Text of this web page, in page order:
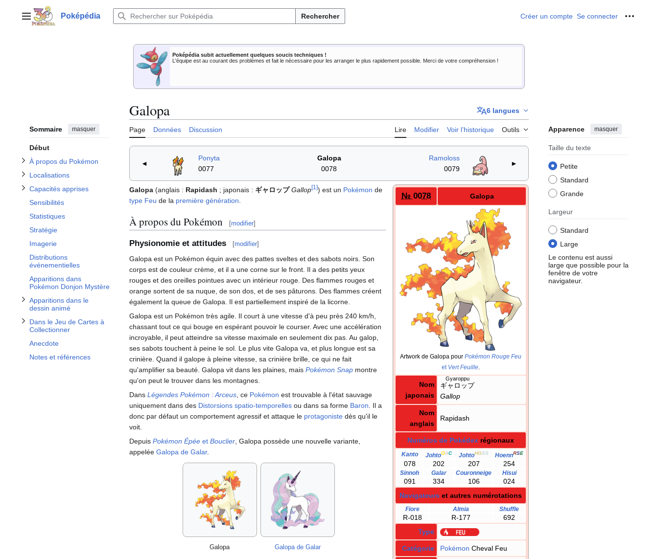
contenuMenu principalPoképédia Rechercher Créer un compte Se connecter Outils
Poképédia subit actuellement quelques soucis techniques !
L'équipe est au courant des problèmes et fait le nécessaire pour les arranger le plus rapidement possible. Merci de votre compréhension !
Sommaire masquer
Début
À propos du Pokémon
Afficher / masquer la sous-section À propos du Pokémon
Localisations
Afficher / masquer la sous-section Localisations
Capacités apprises
Afficher / masquer la sous-section Capacités apprises
Sensibilités
Statistiques
Stratégie
Imagerie
Distributions
événementielles
Apparitions dans
Pokémon Donjon Mystère
Apparitions dans le
dessin animé
Afficher / masquer la sous-section Apparitions dans le dessin animé
Dans le Jeu de Cartes à
Collectionner
Afficher / masquer la sous-section Dans le Jeu de Cartes à Collectionner
Anecdote
Notes et références
Galopa 6 langues
Page Données Discussion Lire Modifier Voir l’historique Outils Apparence masquer
Taille du texte
Petite
Standard
Grande
Largeur
Standard
Large
Le contenu est aussi
large que possible pour la
fenêtre de votre
navigateur.
◄
Ponyta
0077
Galopa
0078
Ramoloss
0079
►
№ 0078 Galopa
Artwork de Galopa pour Pokémon Rouge Feu
et Vert Feuille
Nom
japonais
ギャロップ
Gyaroppu
Gallop
Nom
anglais
Rapidash
Numéros de Pokédex régionaux
Kanto JohtoOAC JohtoHGSS HoennRSE
078 202 207 254
Sinnoh Galar Couronneige Hisui
091 334 106
024
Navigateurs et autres numérotations
Fiore Almia Shuffle
R-018 R-177
692
Type
Catégorie Pokémon Cheval Feu
Galopa (anglais : Rapidash ; japonais : ギャロップ Gallop[1 ]) est un Pokémon de
type Feu de la première génération
À propos du Pokémon [modifier]
Physionomie et attitudes [modifier]
Galopa est un Pokémon équin avec des pattes sveltes et des sabots noirs. Son
corps est de couleur crème, et il a une corne sur le front. Il a des petits yeux
rouges et des oreilles pointues avec un intérieur rouge. Des flammes rouges et
orange sortent de sa nuque, de son dos, et de ses pâturons. Des flammes créent
également la queue de Galopa. Il est partiellement inspiré de la licorne.
Galopa est un Pokémon très agile. Il court à une vitesse d'à peu près 240 km/h,
chassant tout ce qui bouge en espérant pouvoir le courser. Avec une accélération
incroyable, il peut atteindre sa vitesse maximale en seulement dix pas. Au galop,
ses sabots touchent à peine le sol. Le plus vite Galopa va, et plus longue est sa
crinière. Quand il galope à pleine vitesse, sa crinière brille, ce qui ne fait
qu'amplifier sa beauté. Galopa vit dans les plaines, mais Pokémon Snap montre
qu'on peut le trouver dans les montagnes.
Dans Légendes Pokémon : Arceus , ce Pokémon est trouvable à l'état sauvage
uniquement dans des Distorsions spatio-temporelles ou dans sa forme Baron . Il a
donc par défaut un comportement agressif et attaque le protagoniste dès qu'il le
voit.
Depuis Pokémon Épée et Bouclier , Galopa possède une nouvelle variante,
appelée Galopa de Galar.
Galopa Galopa de Galar